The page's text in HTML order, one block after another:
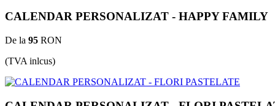
CALENDAR PERSONALIZAT - HAPPY FAMILY
De la 95 RON
(TVA inlcus)